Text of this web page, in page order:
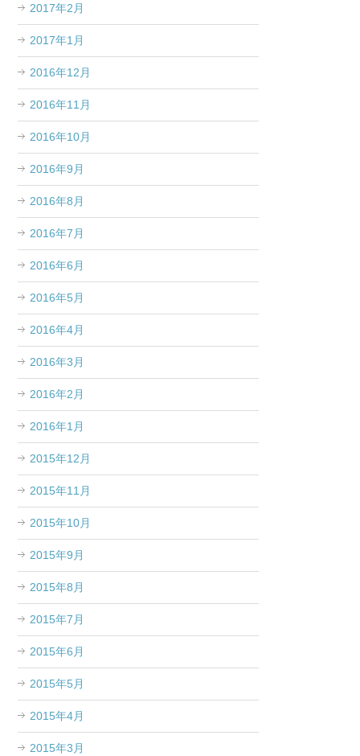
2017年2月
2017年1月
2016年12月
2016年11月
2016年10月
2016年9月
2016年8月
2016年7月
2016年6月
2016年5月
2016年4月
2016年3月
2016年2月
2016年1月
2015年12月
2015年11月
2015年10月
2015年9月
2015年8月
2015年7月
2015年6月
2015年5月
2015年4月
2015年3月